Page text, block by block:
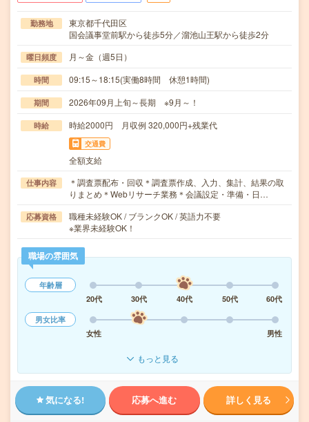
勤務地
東京都千代田区
国会議事堂前駅から徒歩5分／溜池山王駅から徒歩2分
曜日頻度 月～金（週5日）
時間 09:15～18:15(実働8時間 休憩1時間)
期間 2026年09月上旬～長期 ※9月～！
時給 時給2000円 月収例 320,000円+残業代
交通費
全額支給
仕事内容
＊調査票配布・回収＊調査票作成、入力、集計、結果の取
りまとめ＊Webリサーチ業務＊会議設定・準備・日…
応募資格
職種未経験OK / ブランクOK / 英語力不要
※業界未経験OK！
職場の雰囲気
年齢層
20代
30代 40代 50代
60代
男女比率
女性
男性
もっと見る
気になる! 応募へ進む 詳しく見る